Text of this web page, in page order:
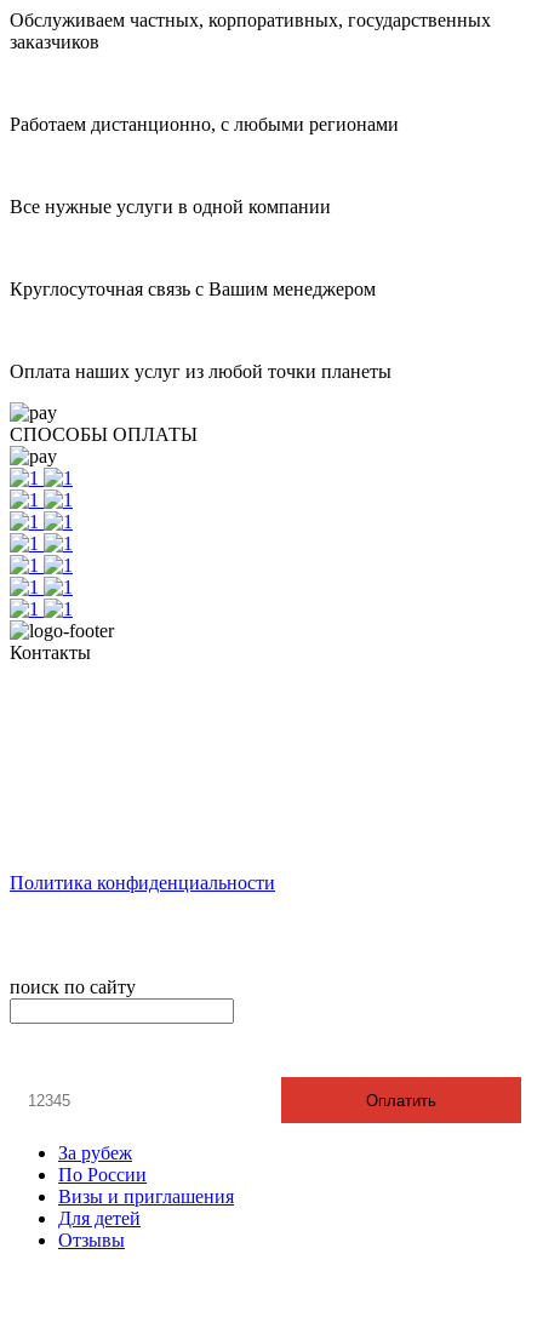
Обслуживаем частных, корпоративных, государственных
заказчиков
Работаем дистанционно, с любыми регионами
Все нужные услуги в одной компании
Круглосуточная связь с Вашим менеджером
Оплата наших услуг из любой точки планеты
СПОСОБЫ ОПЛАТЫ
Контакты
Политика конфиденциальности
поиск по сайту
Оплатить
За рубеж
По России
Визы и приглашения
Для детей
Отзывы